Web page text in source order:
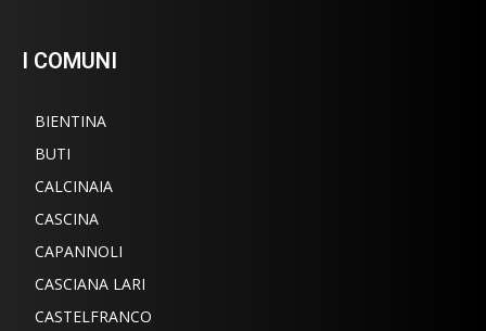
I COMUNI
BIENTINA
BUTI
CALCINAIA
CASCINA
CAPANNOLI
CASCIANA LARI
CASTELFRANCO